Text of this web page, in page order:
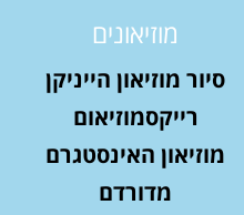
מוזיאונים
סיור מוזיאון הייניקן
רייקסמוזיאום
מוזיאון האינסטגרם
מדורדם